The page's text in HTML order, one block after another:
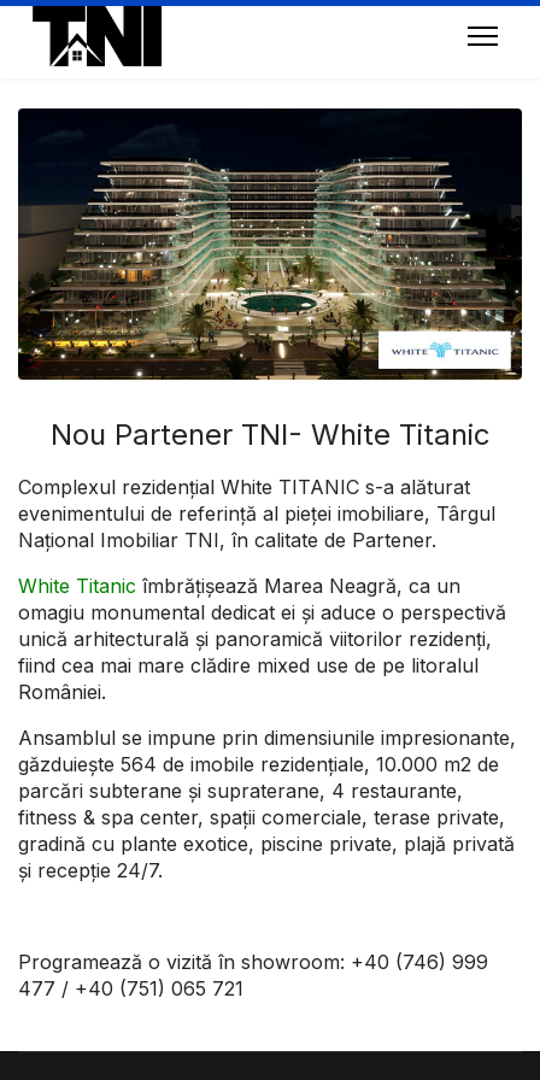
Nou Partener TNI- White Titanic
Complexul rezidențial White TITANIC s-a alăturat
evenimentului de referință al pieței imobiliare, Târgul
Național Imobiliar TNI, în calitate de Partener.
White Titanic îmbrățișează Marea Neagră, ca un
omagiu monumental dedicat ei și aduce o perspectivă
unică arhitecturală și panoramică viitorilor rezidenți,
fiind cea mai mare clădire mixed use de pe litoralul
României.
Ansamblul se impune prin dimensiunile impresionante,
găzduiește 564 de imobile rezidențiale, 10.000 m2 de
parcări subterane și supraterane, 4 restaurante,
fitness & spa center, spații comerciale, terase private,
gradină cu plante exotice, piscine private, plajă privată
și recepție 24/7.
Programează o vizită în showroom: +40 (746) 999
477 / +40 (751) 065 721